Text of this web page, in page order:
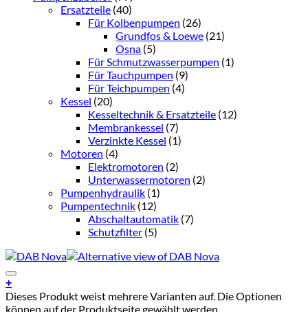
Ersatzteile (40)
Für Kolbenpumpen (26)
Grundfos & Loewe (21)
Osna (5)
Für Schmutzwasserpumpen (1)
Für Tauchpumpen (9)
Für Teichpumpen (4)
Kessel (20)
Kesseltechnik & Ersatzteile (12)
Membrankessel (7)
Verzinkte Kessel (1)
Motoren (4)
Elektromotoren (2)
Unterwassermotoren (2)
Pumpenhydraulik (1)
Pumpentechnik (12)
Abschaltautomatik (7)
Schutzfilter (5)
+
Dieses Produkt weist mehrere Varianten auf. Die Optionen
können auf der Produktseite gewählt werden